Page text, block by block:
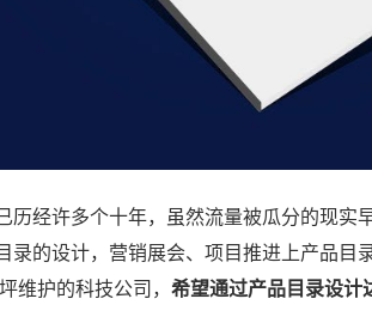
历经许多个十年，虽然流量被瓜分的现实
的设计，营销展会、项目推进上产品目
维护的科技公司， 希望通过产品目录设计